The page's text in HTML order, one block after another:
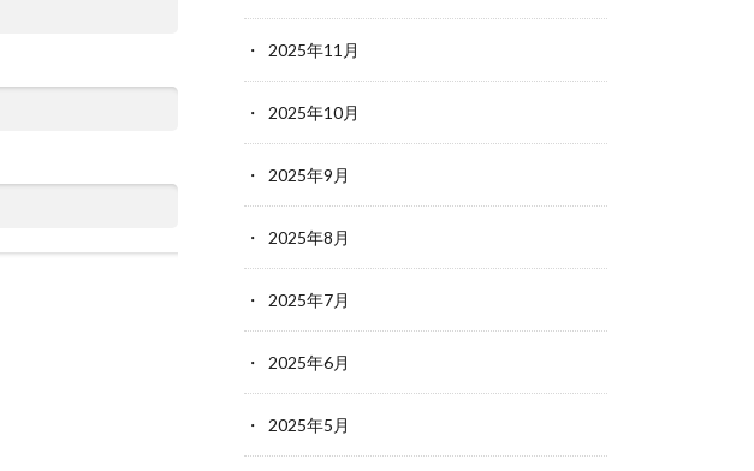
2025年11月
2025年10月
2025年9月
2025年8月
2025年7月
2025年6月
2025年5月